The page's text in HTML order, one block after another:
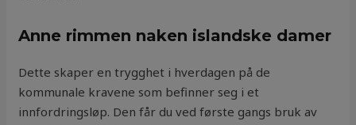
Anne rimmen naken islandske damer
Dette skaper en trygghet i hverdagen på de
kommunale kravene som befinner seg i et
innfordringsløp. Den får du ved første gangs bruk av